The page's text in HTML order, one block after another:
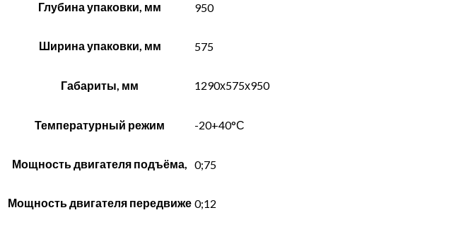
Глубина упаковки, мм 950
Ширина упаковки, мм 575
Габариты, мм 1290х575х950
Температурный режим -20+40°С
Мощность двигателя подъёма, 0;75
Мощность двигателя передвиже 0;12